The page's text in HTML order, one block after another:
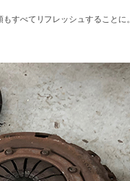
すべてリフレッシュすることに。